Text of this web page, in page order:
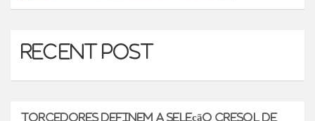
Recent Post
Torcedores definem a Seleção Cresol de